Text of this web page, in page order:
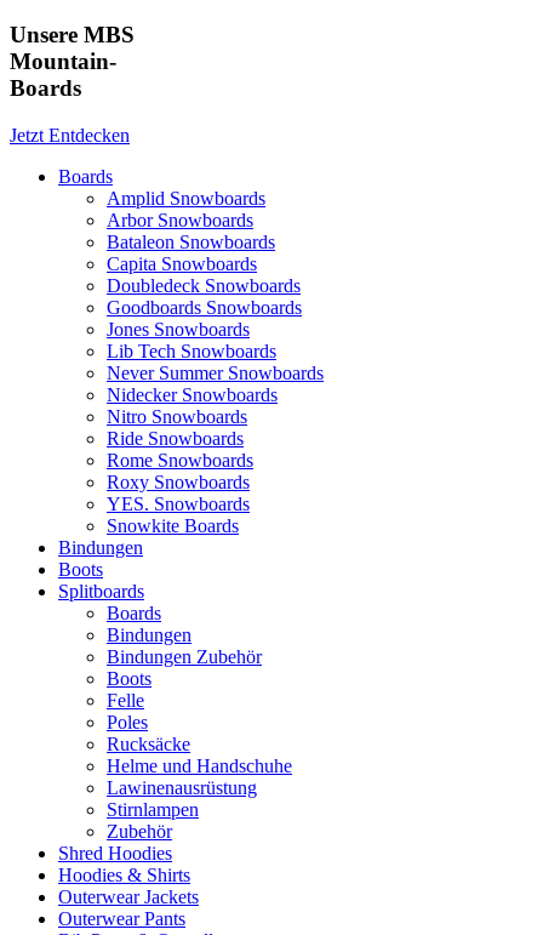
Unsere MBS
Mountain-
Boards
Jetzt Entdecken
Boards
Amplid Snowboards
Arbor Snowboards
Bataleon Snowboards
Capita Snowboards
Doubledeck Snowboards
Goodboards Snowboards
Jones Snowboards
Lib Tech Snowboards
Never Summer Snowboards
Nidecker Snowboards
Nitro Snowboards
Ride Snowboards
Rome Snowboards
Roxy Snowboards
YES. Snowboards
Snowkite Boards
Bindungen
Boots
Splitboards
Boards
Bindungen
Bindungen Zubehör
Boots
Felle
Poles
Rucksäcke
Helme und Handschuhe
Lawinenausrüstung
Stirnlampen
Zubehör
Shred Hoodies
Hoodies & Shirts
Outerwear Jackets
Outerwear Pants